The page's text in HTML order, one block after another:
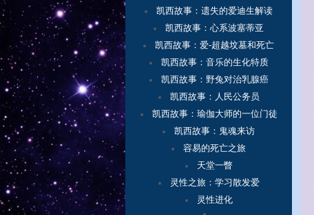
凯西故事： 遗失的爱迪生解读
凯西故事：心系波塞蒂亚
凯西故事：爱-超越坟墓和死亡
凯西故事：音乐的生化特质
凯西故事：野兔对治乳腺癌
凯西故事：人民公务员
凯西故事：瑜伽大师的一位门徒
凯西故事：鬼魂来访
容易的死亡之旅
天堂一瞥
灵性之旅：学习散发爱
灵性进化